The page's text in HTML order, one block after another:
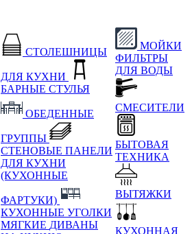
СТОЛЕШНИЦЫ
ДЛЯ КУХНИ
БАРНЫЕ СТУЛЬЯ
ОБЕДЕННЫЕ
ГРУППЫ
СТЕНОВЫЕ ПАНЕЛИ
ДЛЯ КУХНИ
(КУХОННЫЕ
ФАРТУКИ)
КУХОННЫЕ УГОЛКИ
МЯГКИЕ ДИВАНЫ
МОЙКИ
ФИЛЬТРЫ
ДЛЯ ВОДЫ
СМЕСИТЕЛИ
БЫТОВАЯ
ТЕХНИКА
ВЫТЯЖКИ
КУХОННАЯ